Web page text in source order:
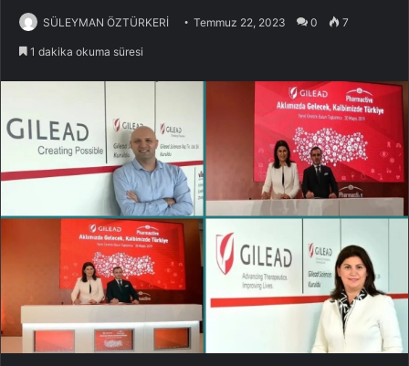
SÜLEYMAN ÖZTÜRKERİ Temmuz 22, 2023 0 7
1 dakika okuma süresi